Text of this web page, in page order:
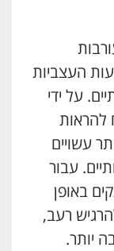
העצביות
על ידי
להראות
עשויים
עבור
באופן
רעב,
יותר.